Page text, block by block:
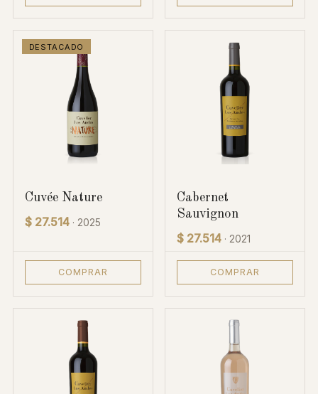
DESTACADO
Cuvée Nature
$ 27.514 · 2025
COMPRAR
Cabernet
Sauvignon
$ 27.514 · 2021
COMPRAR